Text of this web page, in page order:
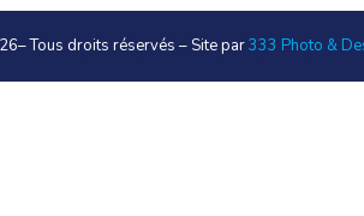
– Tous droits réservés – Site par333 Photo &